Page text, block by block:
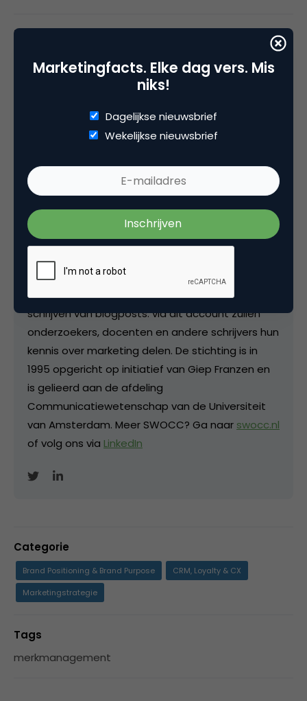
Deel dit artikel
Kopieer link
SWOCC
Stichting Wetenschappelijk Onderzoek
fundamenteel wetenschappelijk onderzoek op
het gebied van merken en communicatie. Deze
kennis maakt SWOCC toegankelijk voor de
praktijk, bijvoorbeeld door het uitbrengen van
publicaties, het organiseren van lezingen en het
schrijven van blogposts: via dit account zullen
onderzoekers, docenten en andere schrijvers hun
kennis over marketing delen. De stichting is in
1995 opgericht op initiatief van Giep Franzen en
is gelieerd aan de afdeling
Communicatiewetenschap van de Universiteit
van Amsterdam. Meer SWOCC? Ga naar swocc.nl
of volg ons via LinkedIn
Categorie
Brand Positioning & Brand Purpose
CRM, Loyalty & CX
Marketingstrategie
Tags
merkmanagement
Marketingfacts. Elke dag vers. Mis
niks!
Dagelijkse nieuwsbrief
Wekelijkse nieuwsbrief